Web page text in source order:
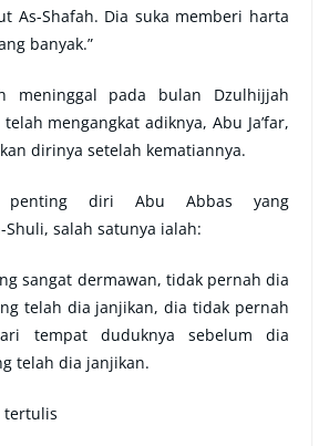
As-Shafah. Dia suka memberi harta
banyak.”
meninggal pada bulan Dzulhijjah
mengangkat adiknya, Abu Ja’far,
dirinya setelah kematiannya.
penting diri Abu Abbas yang
salah satunya ialah:
sangat dermawan, tidak pernah dia
telah dia janjikan, dia tidak pernah
tempat duduknya sebelum dia
telah dia janjikan.
tertulis